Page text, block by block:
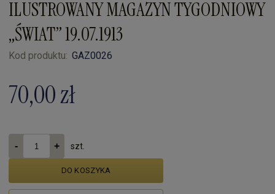
ILUSTROWANY MAGAZYN TYGODNIOWY
„ŚWIAT” 19.07.1913
Kod produktu: GAZ0026
70,00 zł
szt.
DO KOSZYKA